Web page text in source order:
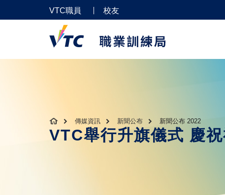
VTC職員 校友
傳媒資訊 新聞公布 新聞公布 2022
VTC舉行升旗儀式 慶